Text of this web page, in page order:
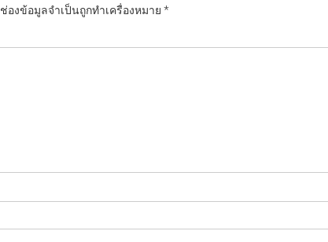
ช่องข้อมูลจำเป็นถูกทำเครื่องหมาย *